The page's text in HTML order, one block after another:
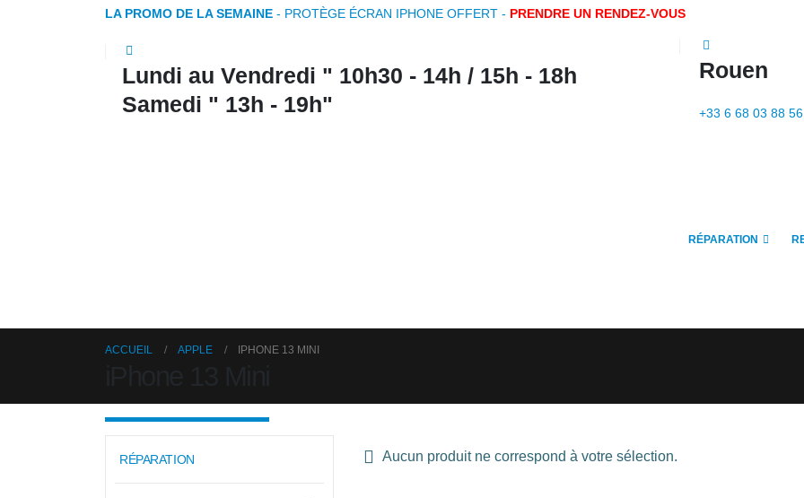
LA PROMO DE LA SEMAINE - PROTÈGE ÉCRAN IPHONE OFFERT - PRENDRE UN RENDEZ-VOUS
Lundi au Vendredi " 10h30 - 14h / 15h - 18h
Samedi " 13h - 19h"
Rouen
+33 6 68 03 88 56
RÉPARATION
ACCUEIL APPLE IPHONE 13 MINI
Aucun produit ne correspond à votre sélection.
RÉPARATION